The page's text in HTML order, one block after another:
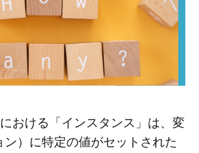
おける「インスタンス」は、変
）に特定の値がセットされた